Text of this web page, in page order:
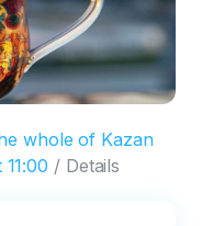
whole of Kazan
Details